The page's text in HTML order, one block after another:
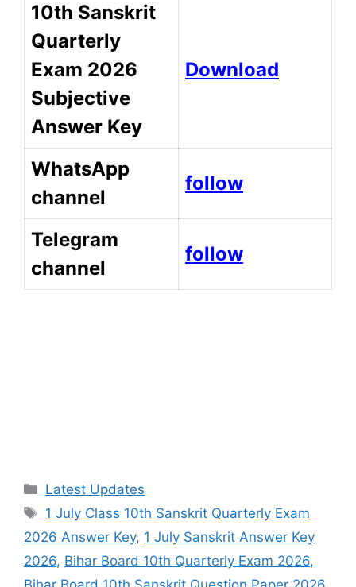
10th Sanskrit
Quarterly
Exam 2026
Subjective
Answer Key
Download
WhatsApp
channel
follow
Telegram
channel
follow
Categories
Latest Updates
Tags
1 July Class 10th Sanskrit Quarterly Exam
2026 Answer Key, 1 July Sanskrit Answer Key
2026, Bihar Board 10th Quarterly Exam 2026,